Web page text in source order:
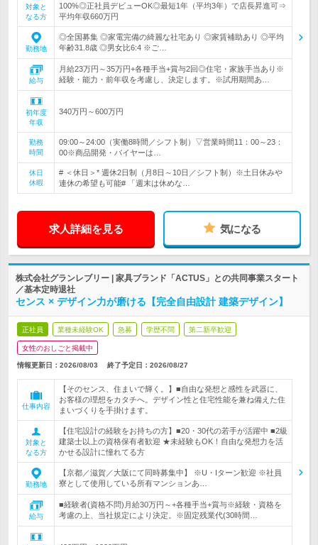
対象と
なる方
100%◎正社員デビューOK◎最短1年（平均3年）で店長昇進可⇒
平均年収660万円
勤務地
◎全国募集 ◎家電完備の綺麗な社宅あり ◎家賃補助あり ◎平均
年齢31.8歳 ◎男女比6:4 ※ご…
給与
月給23万円～35万円+各種手当+賞与2回◎住宅・家族手当あり※
経験・能力・前年収を考慮し、決定します。※試用期間あ…
初年度
年収
340万円～600万円
勤務
時間
09:00～24:00（実働8時間／シフト制）▽営業時間11：00～23：
00※商品開発・バイヤーは…
休日
休暇
# ＜休日＞* 週休2日制（月8日～10日／シフト制）※土日休みや
連休の希望も可能# 「週末は休めな…
求人詳細を見る 気になる
株式会社グランレブリー | 家具ブランド「ACTUS」との共同事業スタート
／基本定時退社
センス × デザイン力が磨ける【完全自由設計 建築デザイン】
正社員 業種未経験OK 急募 学歴不問 第二新卒歓迎
女性のおしごと掲載中
情報更新日：2026/08/03 終了予定日： 2026/08/27
仕事内容
【そのセンス、住まいで輝く。】■自由な発想と感性を武器に、
お客様の理想をカタチへ。デザイン性と住宅性能を兼ね備えた住
まいづくりを手掛けます。
対象と
なる方
【住宅設計の経験をお持ちの方】■20・30代の若手が活躍中 ■2級
建築士以上の資格保有者歓迎 ★未経験もOK！自由な発想力を活
かせる設計に憧れてる方
勤務地
【京都／滋賀／大阪にて同時募集中】 ※U・Iターン歓迎 ※社員
寮として使用している所有マンションあ…
給与
■経験者(資格不問)月給30万円～+各種手当+賞与※経験・資格を
考慮の上、当社規定により決定。※固定残業代(30時間…